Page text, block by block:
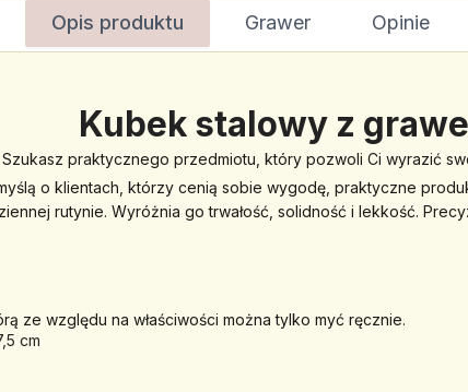
Opis produktu Grawer Opinie
Kubek stalowy z
Szukasz praktycznego przedmiotu, który pozwoli Ci wyrazić
o klientach, którzy cenią sobie wygodę, praktyczne
rutynie. Wyróżnia go trwałość, solidność i lekkość.
ze względu na właściwości można tylko myć ręcznie.
cm